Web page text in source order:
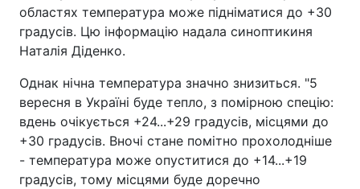
областях температура може підніматися до +30
градусів. Цю інформацію надала синоптикиня
Наталія Діденко.
Однак нічна температура значно знизиться. "5
вересня в Україні буде тепло, з помірною спецію:
вдень очікується +24...+29 градусів, місцями до
+30 градусів. Вночі стане помітно прохолодніше
- температура може опуститися до +14...+19
градусів, тому місцями буде доречно